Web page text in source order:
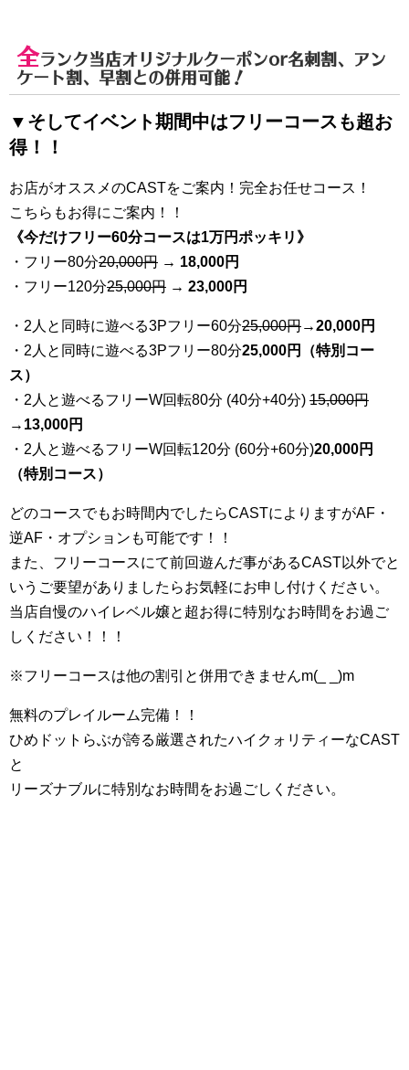
全ランク当店オリジナルクーポンor名刺割、アン
ケート割、早割 との併用可能！
▼そしてイベント期間中はフリーコースも超お
得！！
お店がオススメのCASTをご案内！完全お任せコース！
こちらもお得にご案内！！
《今だけフリー60分コースは1万円ポッキリ》
・フリー80分20,000円 → 18,000円
・フリー120分25,000円 → 23,000円
・2人と同時に遊べる3Pフリー60分25,000円→20,000円
・2人と同時に遊べる3Pフリー80分25,000円（特別コー
ス）
・2人と遊べるフリーW回転80分 (40分+40分) 15,000円
→ 13,000円
・2人と遊べるフリーW回転120分 (60分+60分)20,000円
（特別コース）
どのコースでもお時間内でしたらCASTによりますがAF・
逆AF・オプションも可能です！！
また、フリーコースにて前回遊んだ事があるCAST以外でと
いうご要望がありましたらお気軽にお申し付けください。
当店自慢のハイレベル嬢と超お得に特別なお時間をお過ご
しください！！！
※フリーコースは他の割引と併用できませんm(_ _)m
無料のプレイルーム完備！！
ひめドットらぶが誇る厳選されたハイクォリティーなCAST
と
リーズナブルに特別なお時間をお過ごしください。